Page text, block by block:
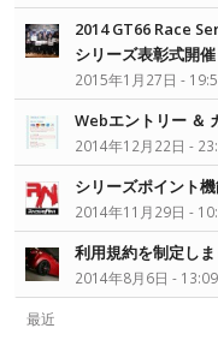
2014 GT66 Race
シリーズ表彰式開催
2015年1月27日 -
Webエントリー ＆
2014年12月22日 -
シリーズポイント
2014年11月29日 -
利用規約を制定し
2014年8月6日 - 13:09
最近